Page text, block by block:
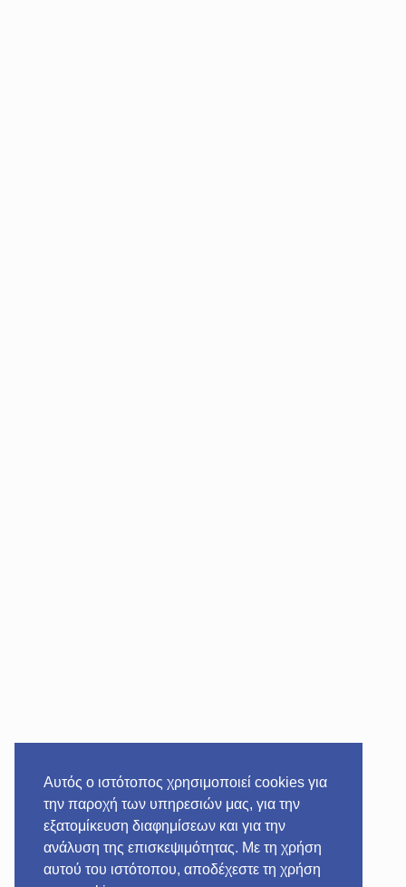
Αυτός ο ιστότοπος χρησιμοποιεί cookies για
την παροχή των υπηρεσιών μας, για την
εξατομίκευση διαφημίσεων και για την
ανάλυση της επισκεψιμότητας. Με τη χρήση
αυτού του ιστότοπου, αποδέχεστε τη χρήση